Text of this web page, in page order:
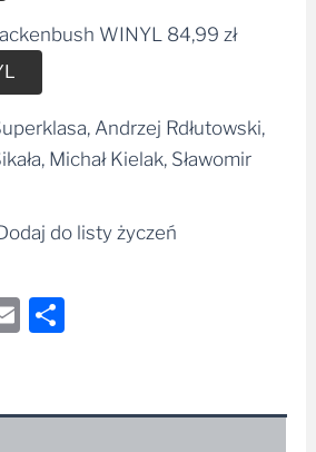
WINYL 84,99 zł
Andrzej Rdłutowski,
Michał Kielak, Sławomir
do listy życzeń
Email